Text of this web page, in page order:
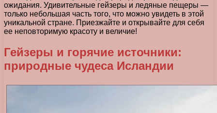
ожидания. Удивительные гейзеры и ледяные пещеры —
только небольшая часть того, что можно увидеть в этой
уникальной стране. Приезжайте и открывайте для себя
ее неповторимую красоту и величие!
Гейзеры и горячие источники:
природные чудеса Исландии